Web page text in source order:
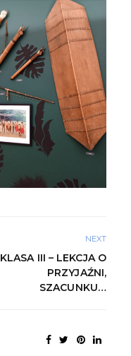
NEXT
KLASA III – LEKCJA O
PRZYJAŹNI,
SZACUNKU…